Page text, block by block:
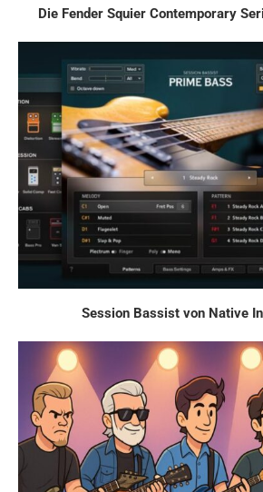
Die Fender Squier Contemporary
Session Bassist von Native